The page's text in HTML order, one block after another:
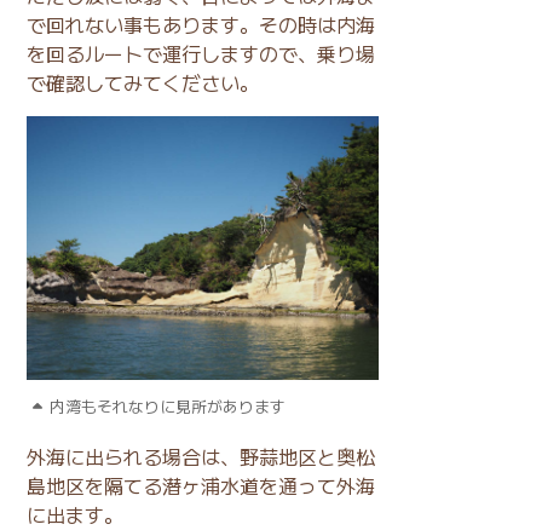
で回れない事もあります。その時は内海
を回るルートで運行しますので、乗り場
で確認してみてください。
内湾もそれなりに見所があります
外海に出られる場合は、野蒜地区と奥松
島地区を隔てる潜ヶ浦水道を通って外海
に出ます。